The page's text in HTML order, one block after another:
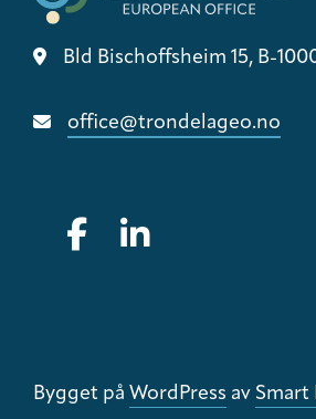
Bld Bischoffsheim 15, B-
office@trondelageo.no
Gå til vår Facebook
Gå til vår LinkedIn
Bygget på WordPress av Smart